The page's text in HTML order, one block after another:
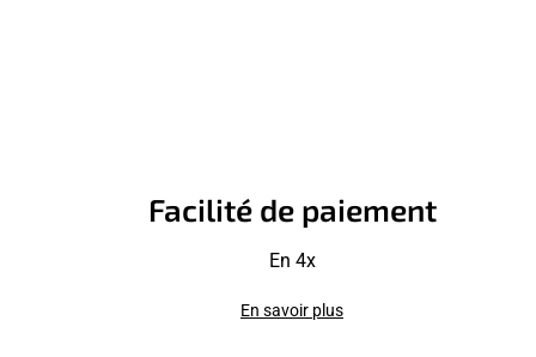
Facilité de paiement
En 4x
En savoir plus